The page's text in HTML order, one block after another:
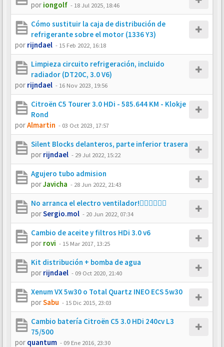
por iongolf - 18 Jul 2025, 18:46
Cómo sustituir la caja de distribución de
refrigerante sobre el motor (1336 Y3)
por rijndael - 15 Feb 2022, 16:18
Limpieza circuito refrigeración, incluido
radiador (DT20C, 3.0 V6)
por rijndael - 16 Nov 2023, 19:56
Citroën C5 Tourer 3.0 HDi - 585.644 KM - Klokje
Rond
porAlmartin - 03 Oct 2023, 17:57
Silent Blocks delanteros, parte inferior trasera
por rijndael - 29 Jul 2022, 15:22
Agujero tubo admision
porJavicha - 28 Jun 2022, 21:43
No arranca el electro ventilador!🤦‍♂️🤦‍♂️🤦‍♂️
porSergio.mol - 20 Jun 2022, 07:34
Cambio de aceite y filtros HDi 3.0 v6
por rovi - 15 Mar 2017, 13:25
Kit distribución + bomba de agua
por rijndael - 09 Oct 2020, 21:40
Xenum VX 5w30 o Total Quartz INEO ECS 5w30
porSabu - 15 Dic 2015, 23:03
Cambio batería Citroën C5 3.0 HDi 240cv L3
75/500
por quantum - 09 Ene 2016, 23:30